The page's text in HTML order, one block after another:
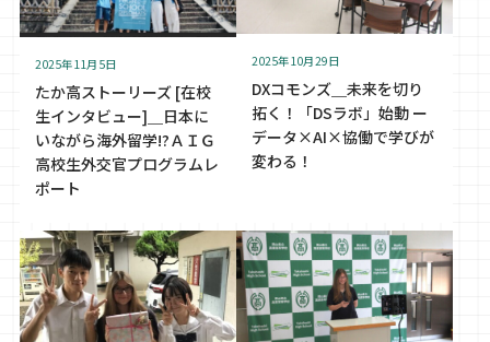
2025年11月5日
たか高ストーリーズ [在校
生インタビュー]＿日本に
いながら海外留学!?ＡＩＧ
高校生外交官プログラムレ
ポート
2025年10月29日
DXコモンズ＿未来を切り
拓く！「DSラボ」始動 ー
データ×AI×協働で学びが
変わる！